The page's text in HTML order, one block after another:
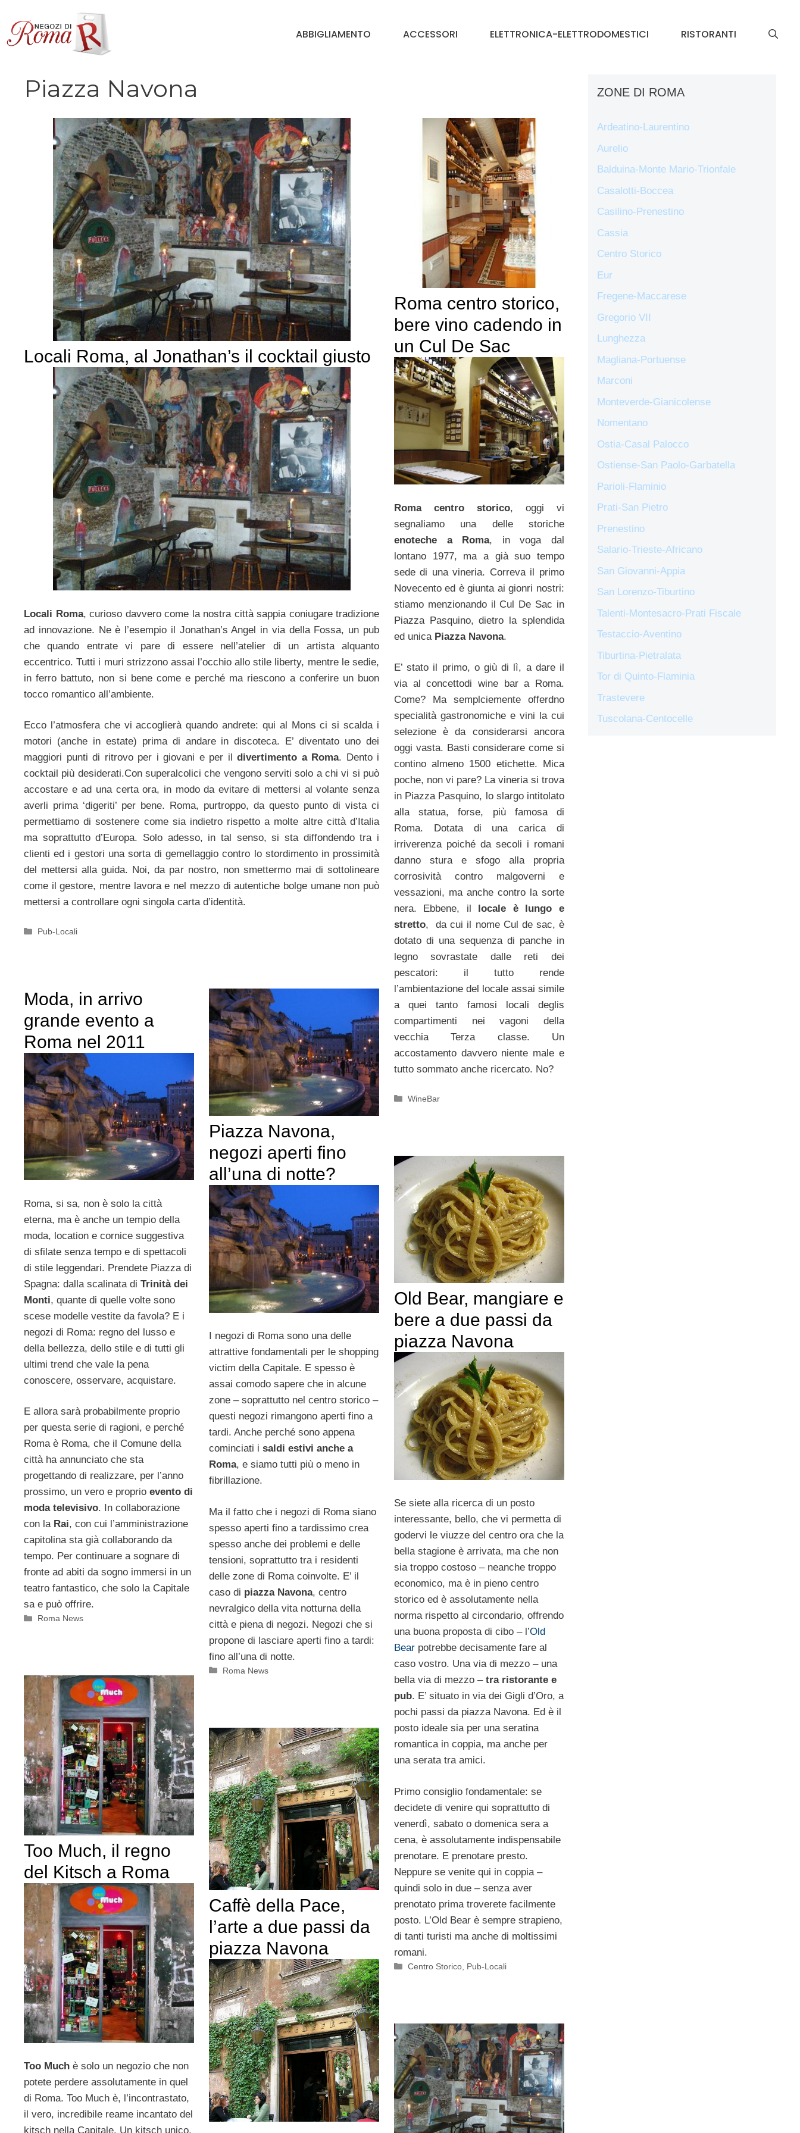
contenuto
ABBIGLIAMENTO ACCESSORI ELETTRONICA-ELETTRODOMESTICI RISTORANTI
Piazza Navona
Locali Roma, al Jonathan’s il cocktail giusto
Locali Roma, curioso davvero come la nostra città sappia coniugare tradizione
ad innovazione. Ne è l’esempio il Jonathan’s Angel in via della Fossa, un pub
che quando entrate vi pare di essere nell’atelier di un artista alquanto
eccentrico. Tutti i muri strizzono assai l’occhio allo stile liberty, mentre le sedie,
in ferro battuto, non si bene come e perché ma riescono a conferire un buon
tocco romantico all’ambiente.
Ecco l’atmosfera che vi accoglierà quando andrete: qui al Mons ci si scalda i
motori (anche in estate) prima di andare in discoteca. E’ diventato uno dei
maggiori punti di ritrovo per i giovani e per il divertimento a Roma. Dento i
cocktail più desiderati.Con superalcolici che vengono serviti solo a chi vi si può
accostare e ad una certa ora, in modo da evitare di mettersi al volante senza
averli prima ‘digeriti’ per bene. Roma, purtroppo, da questo punto di vista ci
permettiamo di sostenere come sia indietro rispetto a molte altre città d’Italia
ma soprattutto d’Europa. Solo adesso, in tal senso, si sta diffondendo tra i
clienti ed i gestori una sorta di gemellaggio contro lo stordimento in prossimità
del mettersi alla guida. Noi, da par nostro, non smettermo mai di sottolineare
come il gestore, mentre lavora e nel mezzo di autentiche bolge umane non può
mettersi a controllare ogni singola carta d’identità.
Categorie
Pub-Locali
Roma centro storico,
bere vino cadendo in
un Cul De Sac
Roma centro storico, oggi vi
segnaliamo una delle storiche
enoteche a Roma, in voga dal
lontano 1977, ma a già suo tempo
sede di una vineria. Correva il primo
Novecento ed è giunta ai gionri nostri:
stiamo menzionando il Cul De Sac in
Piazza Pasquino, dietro la splendida
ed unicaPiazza Navona.
E’ stato il primo, o giù di lì, a dare il
via al concettodi wine bar a Roma.
Come? Ma semplciemente offerdno
specialità gastronomiche e vini la cui
selezione è da considerarsi ancora
oggi vasta. Basti considerare come si
contino almeno 1500 etichette. Mica
poche, non vi pare? La vineria si trova
in Piazza Pasquino, lo slargo intitolato
alla statua, forse, più famosa di
Roma. Dotata di una carica di
irriverenza poiché da secoli i romani
danno stura e sfogo alla propria
corrosività contro malgoverni e
vessazioni, ma anche contro la sorte
nera. Ebbene, il
locale è lungo e
stretto, da cui il nome Cul de sac, è
dotato di una sequenza di panche in
legno sovrastate dalle reti dei
pescatori: il tutto rende
l’ambientazione del locale assai simile
a quei tanto famosi locali deglis
compartimenti nei vagoni della
vecchia Terza classe. Un
accostamento davvero niente male e
tutto sommato anche ricercato. No?
Categorie
WineBar
Moda, in arrivo
grande evento a
Roma nel 2011
Roma, si sa, non è solo la città
eterna, ma è anche un tempio della
moda, location e cornice suggestiva
di sfilate senza tempo e di spettacoli
di stile leggendari. Prendete Piazza di
Spagna: dalla scalinata di Trinità dei
Monti, quante di quelle volte sono
scese modelle vestite da favola? E i
negozi di Roma: regno del lusso e
della bellezza, dello stile e di tutti gli
ultimi trend che vale la pena
conoscere, osservare, acquistare.
E allora sarà probabilmente proprio
per questa serie di ragioni, e perché
Roma è Roma, che il Comune della
città ha annunciato che sta
progettando di realizzare, per l’anno
prossimo, un vero e proprio evento di
moda televisivo. In collaborazione
con la Rai, con cui l’amministrazione
capitolina sta già collaborando da
tempo. Per continuare a sognare di
fronte ad abiti da sogno immersi in un
teatro fantastico, che solo la Capitale
sa e può offrire.
Categorie
Roma News
Piazza Navona,
negozi aperti fino
all’una di notte?
I negozi di Roma sono una delle
attrattive fondamentali per le shopping
victim della Capitale. E spesso è
assai comodo sapere che in alcune
zone – soprattutto nel centro storico –
questi negozi rimangono aperti fino a
tardi. Anche perché sono appena
cominciati i saldi estivi anche a
Roma, e siamo tutti più o meno in
fibrillazione.
Ma il fatto che i negozi di Roma siano
spesso aperti fino a tardissimo crea
spesso anche dei problemi e delle
tensioni, soprattutto tra i residenti
delle zone di Roma coinvolte. E’ il
caso di piazza Navona, centro
nevralgico della vita notturna della
città e piena di negozi. Negozi che si
propone di lasciare aperti fino a tardi:
fino all’una di notte.
Categorie
Roma News
Old Bear, mangiare e
bere a due passi da
piazza Navona
Se siete alla ricerca di un posto
interessante, bello, che vi permetta di
godervi le viuzze del centro ora che la
bella stagione è arrivata, ma che non
sia troppo costoso – neanche troppo
economico, ma è in pieno centro
storico ed è assolutamente nella
norma rispetto al circondario, offrendo
una buona proposta di cibo – l’Old
Bearpotrebbe decisamente fare al
caso vostro. Una via di mezzo – una
bella via di mezzo – tra ristorante e
pub. E’ situato in via dei Gigli d’Oro, a
pochi passi da piazza Navona. Ed è il
posto ideale sia per una seratina
romantica in coppia, ma anche per
una serata tra amici.
Primo consiglio fondamentale: se
decidete di venire qui soprattutto di
venerdì, sabato o domenica sera a
cena, è assolutamente indispensabile
prenotare. E prenotare presto.
Neppure se venite qui in coppia –
quindi solo in due – senza aver
prenotato prima troverete facilmente
posto. L’Old Bear è sempre strapieno,
di tanti turisti ma anche di moltissimi
romani.
Categorie
Centro Storico Pub-Locali
Too Much, il regno
del Kitsch a Roma
Too Much è solo un negozio che non
potete perdere assolutamente in quel
di Roma. Too Much è, l’incontrastato,
il vero, incredibile reame incantato del
kitsch nella Capitale. Un kitsch unico,
Caffè della Pace,
l’arte a due passi da
piazza Navona
ZONE DI ROMA
Ardeatino-Laurentino
Aurelio
Balduina-Monte Mario-Trionfale
Casalotti-Boccea
Casilino-Prenestino
Cassia
Centro Storico
Eur
Fregene-Maccarese
Gregorio VII
Lunghezza
Magliana-Portuense
Marconi
Monteverde-Gianicolense
Nomentano
Ostia-Casal Palocco
Ostiense-San Paolo-Garbatella
Parioli-Flaminio
Prati-San Pietro
Prenestino
Salario-Trieste-Africano
San Giovanni-Appia
San Lorenzo-Tiburtino
Talenti-Montesacro-Prati Fiscale
Testaccio-Aventino
Tiburtina-Pietralata
Tor di Quinto-Flaminia
Trastevere
Tuscolana-Centocelle